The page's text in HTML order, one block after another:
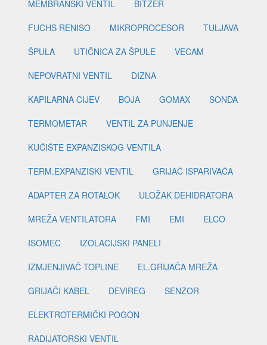
MEMBRANSKI VENTIL
BITZER
FUCHS RENISO
MIKROPROCESOR
TULJAVA
ŠPULA
UTIČNICA ZA ŠPULE
VECAM
NEPOVRATNI VENTIL
DIZNA
KAPILARNA CIJEV
BOJA GOMAX
SONDA
TERMOMETAR
VENTIL ZA PUNJENJE
KUĆIŠTE EXPANZISKOG VENTILA
TERM.EXPANZISKI VENTIL
GRIJAČ ISPARIVAČA
ADAPTER ZA ROTALOK
ULOŽAK DEHIDRATORA
MREŽA VENTILATORA
FMI EMI
ELCO
ISOMEC
IZOLACIJSKI PANELI
IZMJENJIVAČ TOPLINE
EL.GRIJAČA MREŽA
GRIJAČI KABEL
DEVIREG
SENZOR
ELEKTROTERMIČKI POGON
RADIJATORSKI VENTIL